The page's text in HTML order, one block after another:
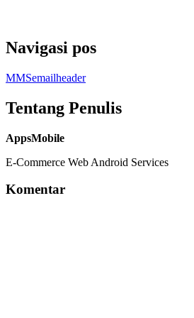
Navigasi pos
MMSemailheader
Tentang Penulis
AppsMobile
E-Commerce Web Android Services
Komentar